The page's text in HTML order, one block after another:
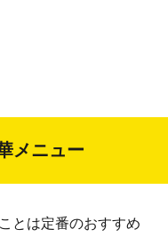
メニュー
とは定番のおすすめ